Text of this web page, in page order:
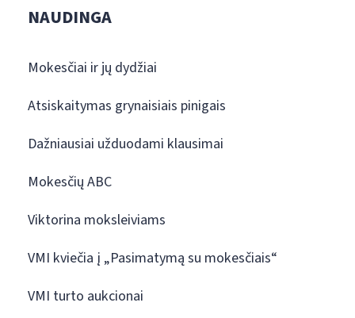
NAUDINGA
Mokesčiai ir jų dydžiai
Atsiskaitymas grynaisiais pinigais
Dažniausiai užduodami klausimai
Mokesčių ABC
Viktorina moksleiviams
VMI kviečia į „Pasimatymą su mokesčiais“
VMI turto aukcionai